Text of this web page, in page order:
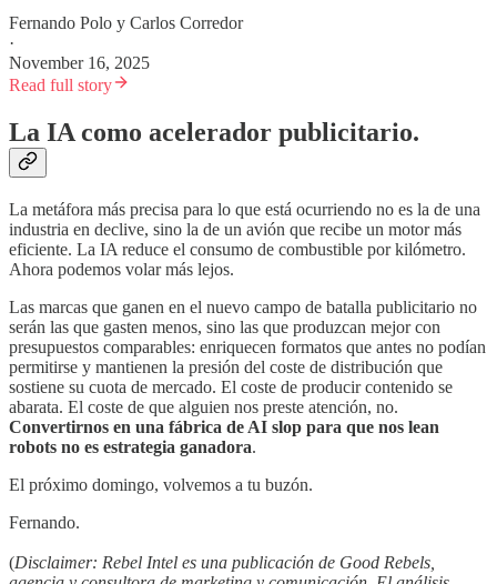
Fernando Polo y Carlos Corredor
·
November 16, 2025
Read full story
La IA como acelerador publicitario.
La metáfora más precisa para lo que está ocurriendo no es la de una
industria en declive, sino la de un avión que recibe un motor más
eficiente. La IA reduce el consumo de combustible por kilómetro.
Ahora podemos volar más lejos.
Las marcas que ganen en el nuevo campo de batalla publicitario no
serán las que gasten menos, sino las que produzcan mejor con
presupuestos comparables: enriquecen formatos que antes no podían
permitirse y mantienen la presión del coste de distribución que
sostiene su cuota de mercado. El coste de producir contenido se
abarata. El coste de que alguien nos preste atención, no.
Convertirnos en una fábrica de AI slop para que nos lean
robots no es estrategia ganadora.
El próximo domingo, volvemos a tu buzón.
Fernando.
(Disclaimer: Rebel Intel es una publicación de Good Rebels,